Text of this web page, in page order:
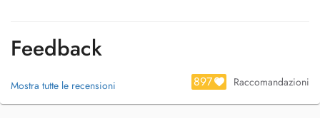
Affiliation :
Physiotherapist of National Luxembourguish Rugby Team
Member of ALK (Association Luxembourgeoise des Kinésithérapeutes)
Feedback
Mostra tutte le recensioni 897 Raccomandazioni